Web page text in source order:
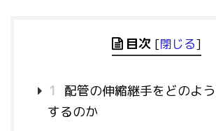
目次 [閉じる]
1
配管の伸縮継手をどのよ
するのか